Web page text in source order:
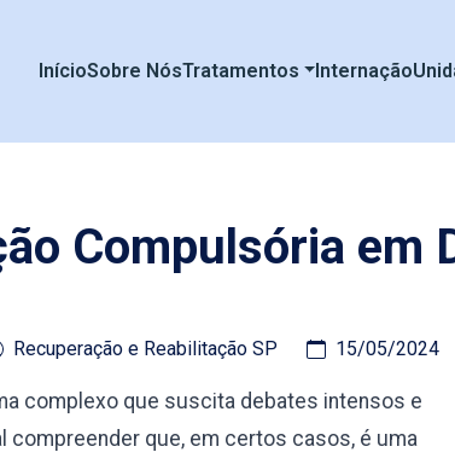
InícioSobre NósTratamentos Internação
Compulsória em
Recuperação e Reabilitação SP 15/05/2024
complexo que suscita debates intensos e
compreender que, em certos casos, é uma